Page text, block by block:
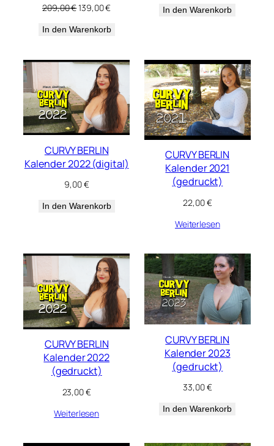
209,00€Ursprünglicher
war:
139,00€Aktueller
ist:
In den Warenkorb
In den Warenkorb
CURVY BERLIN
Kalender 2022 (digital)
9,00€
In den Warenkorb
CURVY BERLIN
Kalender 2021
(gedruckt)
22,00€
Weiterlesen
CURVY BERLIN
Kalender 2022
(gedruckt)
23,00€
Weiterlesen
CURVY BERLIN
Kalender 2023
(gedruckt)
33,00€
In den Warenkorb